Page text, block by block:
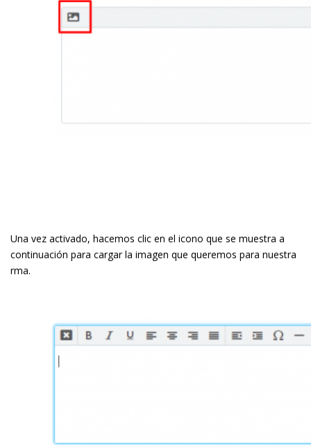
Una vez activado, hacemos clic en el icono que se muestra a
continuación para cargar la imagen que queremos para nuestra
firma.